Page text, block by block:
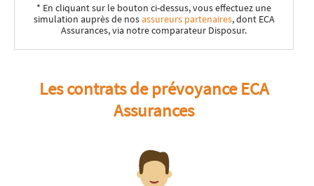
* En cliquant sur le bouton ci-dessus, vous effectuez une
simulation auprès de nosassureurs partenaires, dont ECA
Assurances, via notre comparateur Disposur.
Les contrats de prévoyance ECA
Assurances